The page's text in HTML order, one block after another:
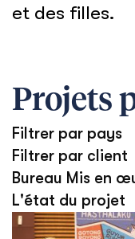
et des filles.
Projets
Filtrer par pays
Filtrer par client
Bureau Mis en
L'état du projet